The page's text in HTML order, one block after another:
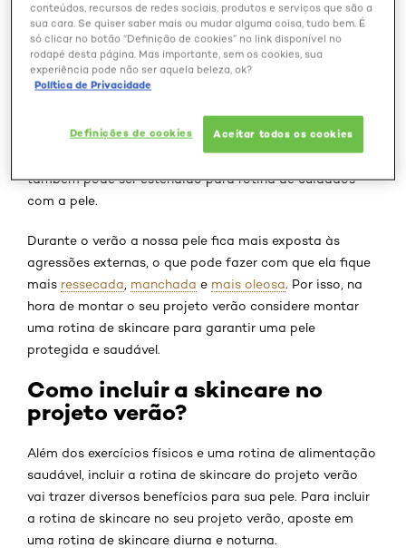
pele em dia no período de altas temperaturas.,
O que é projeto verão?
O projeto verão pode ser definido como uma rotina de
cuidados que tem como objetivo preparar o corpo para
essa estação do ano. Seja para ficar mais disposta para
esse período ou para cuidar do corpo, o projeto verão
também pode ser estendido para rotina de cuidados
com a pele.
Durante o verão a nossa pele fica mais exposta às
agressões externas, o que pode fazer com que ela fique
mais ressecada manchada e mais oleosa. Por isso, na
hora de montar o seu projeto verão considere montar
uma rotina de skincare para garantir uma pele
protegida e saudável.
Como incluir a skincare no
projeto verão?
Além dos exercícios físicos e uma rotina de alimentação
saudável, incluir a rotina de skincare do projeto verão
vai trazer diversos benefícios para sua pele. Para incluir
a rotina de skincare no seu projeto verão, aposte em
uma rotina de skincare diurna e noturna.
conteúdos, recursos de redes sociais, produtos e serviços que são a
sua cara. Se quiser saber mais ou mudar alguma coisa, tudo bem. É
só clicar no botão “Definição de cookies” no link disponível no
rodapé desta página. Mas importante, sem os cookies, sua
experiência pode não ser aquela beleza, ok?
Política de Privacidade
Definições de cookies Aceitar todos os cookies